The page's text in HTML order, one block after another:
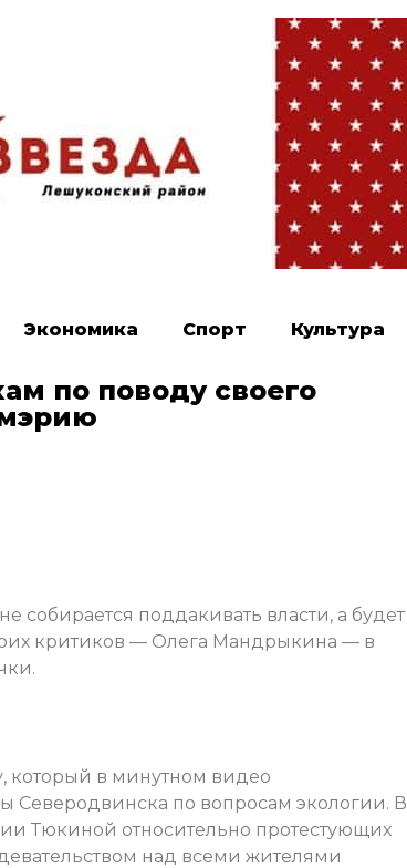
Экономика Спорт Культура
по поводу своего
собирается поддакивать власти, а будет
критиков — Олега Мандрыкина — в
который в минутном видео
Северодвинска по вопросам экологии. В
Тюкиной относительно протестующих
над всеми жителями